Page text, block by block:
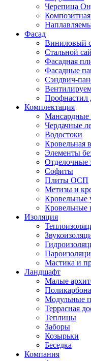
Черепица
Фасад
Виниловый
Стальной
Фасадная
Фасадные
Сэндвич-
Профнастил
Комплектация
Мансардные
Чердачные
Водостоки
Кровельная
Элементы
Отделочные
Софиты
Плиты ОСП
Метизы и
Кровельные
Кровельные
Изоляция
Мастика и
Ландшафт
Малые
Модульные
Террасная
Теплицы
Заборы
Козырьки
Беседка
Компания